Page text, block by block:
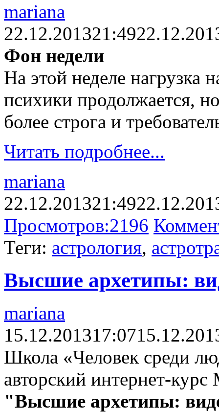
mariana
22.12.201321:49
Фон недели
На этой неделе нагрузка
психики продолжается,
более строга и
Читать подробнее...
mariana
22.12.201321:49
Просмотров:2196
Теги: астрология,
Высшие архетипы:
mariana
15.12.201317:07
Школа «Человек среди
авторский интернет-
"Высшие архетипы: